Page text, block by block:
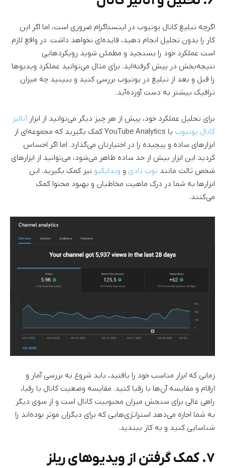
اگرچه تبلیغ کانال یوتیوب در اینستاگرام ضروری است،‌ اما اگر این
کار را بدون تحلیل انجام دهید، فایده‌ای نخواهد داشت. در واقع لازم
است عملکرد خود را بسنجید و مطمئن شوید رویکردهایی
نتیجه‌بخش در پیش گرفته‌اید. برای مثال می‌توانید عملکرد ویدیوها
را قبل و بعد از تبلیغ در یوتیوب بررسی کنید و ببینید چه میزان
ترافیک بیشتر به دست آورده‌آید.
برای تحلیل عملکرد خود، پیش از هر چیز دیگر می‌توانید از ابزارآنالیز
کانال یوتیوب
یا YouTube Analytics کمک بگیرید که مجموعه‌ای از
ابزارهای ساده و پیچیده را در اختیارتان می‌گذارد. اما اگر احساس
کردید این ابزار بیش از حد ساده ظاهر می‌شود، می‌توانید از ابزارهای
شخص ثالث مانند توب بادی و ویدایکیو نیز کمک بگیرید. این
ابزارها به شما در درک ماهیت مخاطبان و بهبود محتوا کمک
می‌کنند.
زمانی که ابزار مناسب خود را یافتید، باید شروع به بررسی آمار و
ارقام و مقایسه آن‌ها با رقبا کنید. مقایسه وضعیت کانال با رقبا،
راهی عالی برای سنجش میزان محبوبیت کانال است و از سوی دیگر
به شما اجازه می‌دهد استراتژی‌هایی که برای دیگران موثر بوده‌اند را
شناسایی کنید و به کار ببندید.
۷. کمک گرفتن از ویدیوهای ریلز